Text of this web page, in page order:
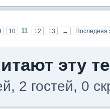
10 11 12 13 → Последняя
эту
2 гостей, 0